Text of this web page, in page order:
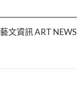
藝文資訊 ART NEWS